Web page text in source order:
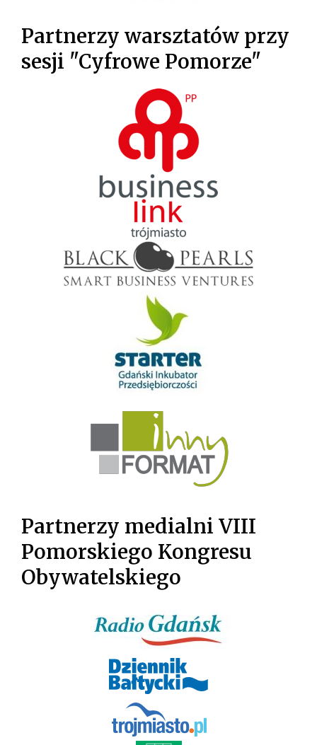
Partnerzy warsztatów przy
sesji "Cyfrowe Pomorze"
Partnerzy medialni VIII
Pomorskiego Kongresu
Obywatelskiego